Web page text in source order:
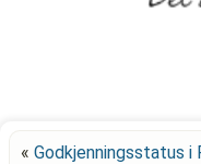
« Godkjenningsstatus i